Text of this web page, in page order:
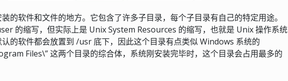
的软件和文件的地方。它包含了许多子目录，每个子目录有自己的特定用途。
的缩写，但实际上是 Unix System Resources 的缩写，也就是 Unix 操作系统
的软件都会放置到 /usr 底下，因此这个目录有点类似 Windows 系统的
Files\” 这两个目录的综合体，系统刚安装完毕时，这个目录会占用最多的